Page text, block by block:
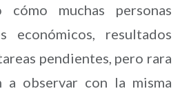
cómo muchas personas
económicos, resultados
pendientes, pero rara
a observar con la misma